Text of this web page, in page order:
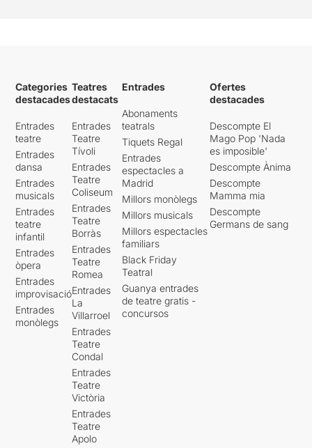
Categories
destacades
Entrades
teatre
Entrades
dansa
Entrades
musicals
Entrades
teatre
infantil
Entrades
òpera
Entrades
improvisació
Entrades
monòlegs
Teatres
destacats
Entrades
Teatre
Tívoli
Entrades
Teatre
Coliseum
Entrades
Teatre
Borràs
Entrades
Teatre
Romea
Entrades
La
Villarroel
Entrades
Teatre
Condal
Entrades
Teatre
Victòria
Entrades
Teatre
Apolo
Entrades
Abonaments
teatrals
Tiquets Regal
Entrades
espectacles a
Madrid
Millors monòlegs
Millors musicals
Millors espectacles
familiars
Black Friday
Teatral
Guanya entrades
de teatre gratis -
concursos
Ofertes
destacades
Descompte El
Mago Pop 'Nada
es imposible'
Descompte Ànima
Descompte
Mamma mia
Descompte
Germans de sang